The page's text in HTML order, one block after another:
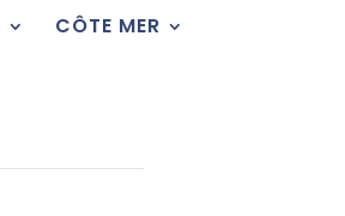
CÔTE MER